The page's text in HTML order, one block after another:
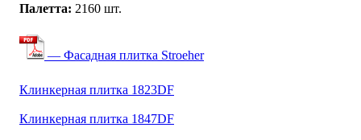
Палетта: 2160 шт.
— Фасадная плитка Stroeher
Клинкерная плитка 1823DF
Клинкерная плитка 1847DF